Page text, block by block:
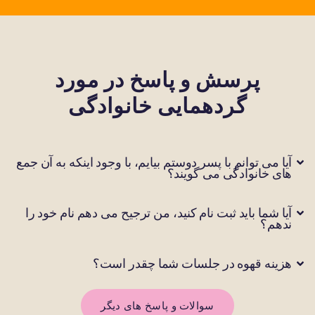
پرسش و پاسخ در مورد
گردهمایی خانوادگی
آیا می توانم با پسر دوستم بیایم، با وجود اینکه به آن جمع
های خانوادگی می گویند؟
آیا شما باید ثبت نام کنید، من ترجیح می دهم نام خود را
ندهم؟
هزینه قهوه در جلسات شما چقدر است؟
سوالات و پاسخ های دیگر